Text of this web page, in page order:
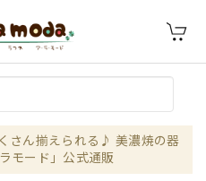
さん揃えられる♪ 美濃焼の器
モード」公式通販